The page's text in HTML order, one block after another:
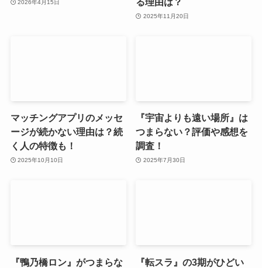
2026年4月15日
2025年11月20日
マッチングアプリのメッセ
ージが続かない理由は？続
く人の特徴も！
2025年10月10日
『宇宙よりも遠い場所』は
つまらない？評価や感想を
調査！
2025年7月30日
『鴨乃橋ロン』がつまらな
『転スラ』の3期がひどい